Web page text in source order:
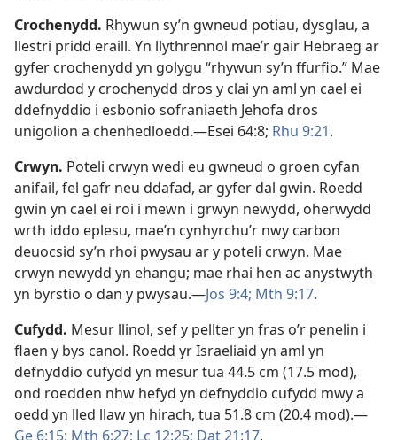
Crochenydd. Rhywun sy’n gwneud potiau, dysglau, a
llestri pridd eraill. Yn llythrennol mae’r gair Hebraeg ar
gyfer crochenydd yn golygu “rhywun sy’n ffurfio.” Mae
awdurdod y crochenydd dros y clai yn aml yn cael ei
ddefnyddio i esbonio sofraniaeth Jehofa dros
unigolion a chenhedloedd.—Esei 64:8; Rhu 9:21.
Crwyn. Poteli crwyn wedi eu gwneud o groen cyfan
anifail, fel gafr neu ddafad, ar gyfer dal gwin. Roedd
gwin yn cael ei roi i mewn i grwyn newydd, oherwydd
wrth iddo eplesu, mae’n cynhyrchu’r nwy carbon
deuocsid sy’n rhoi pwysau ar y poteli crwyn. Mae
crwyn newydd yn ehangu; mae rhai hen ac anystwyth
yn byrstio o dan y pwysau.—Jos 9:4; Mth 9:17.
Cufydd. Mesur llinol, sef y pellter yn fras o’r penelin i
flaen y bys canol. Roedd yr Israeliaid yn aml yn
defnyddio cufydd yn mesur tua 44.5 cm (17.5 mod),
ond roedden nhw hefyd yn defnyddio cufydd mwy a
oedd yn lled llaw yn hirach, tua 51.8 cm (20.4 mod).—
Ge 6:15; Mth 6:27; Lc 12:25; Dat 21:17.